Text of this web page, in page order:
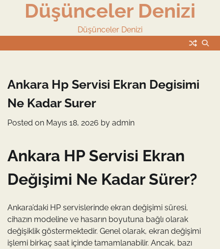
Düşünceler Denizi
Düşünceler Denizi
Ankara Hp Servisi Ekran Degisimi
Ne Kadar Surer
Posted on Mayıs 18, 2026 by admin
Ankara HP Servisi Ekran
Değişimi Ne Kadar Sürer?
Ankara’daki HP servislerinde ekran değişimi süresi,
cihazın modeline ve hasarın boyutuna bağlı olarak
değişiklik göstermektedir. Genel olarak, ekran değişimi
işlemi birkaç saat içinde tamamlanabilir. Ancak, bazı